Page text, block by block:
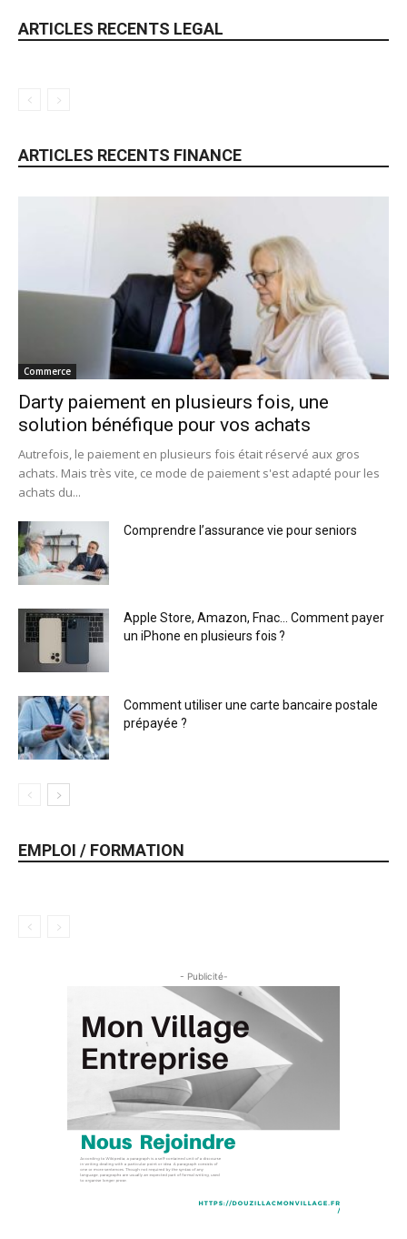
ARTICLES RECENTS LEGAL
ARTICLES RECENTS FINANCE
Commerce
Darty paiement en plusieurs fois, une
solution bénéfique pour vos achats
Autrefois, le paiement en plusieurs fois était réservé aux gros
achats. Mais très vite, ce mode de paiement s'est adapté pour les
achats du...
Comprendre l’assurance vie pour seniors
Apple Store, Amazon, Fnac… Comment payer
un iPhone en plusieurs fois ?
Comment utiliser une carte bancaire postale
prépayée ?
EMPLOI / FORMATION
- Publicité-